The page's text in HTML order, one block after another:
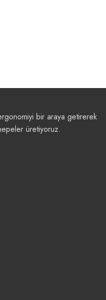
bir araya getirerek
üretiyoruz.